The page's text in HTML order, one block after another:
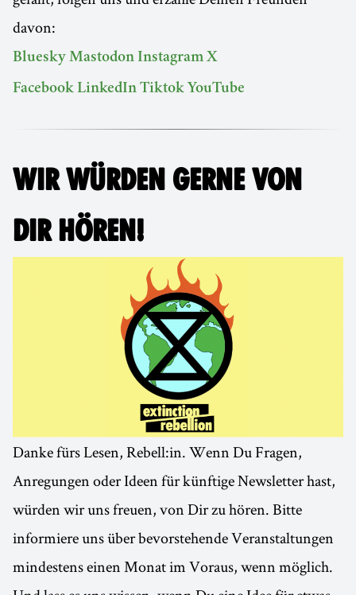
davon:
Bluesky Mastodon Instagram X
Facebook LinkedIn Tiktok YouTube
WIR WÜRDEN GERNE VON
DIR HÖREN!
Danke fürs Lesen, Rebell:in. Wenn Du Fragen,
Anregungen oder Ideen für künftige Newsletter hast,
würden wir uns freuen, von Dir zu hören. Bitte
informiere uns über bevorstehende Veranstaltungen
mindestens einen Monat im Voraus, wenn möglich.